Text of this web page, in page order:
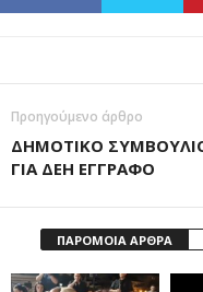
Προηγούμενο άρθρο
ΔΗΜΟΤΙΚΟ
ΓΙΑ ΔΕΗ ΕΓΓΡΑΦΟ
ΠΑΡΟΜΟΙΑ ΑΡΘΡΑ